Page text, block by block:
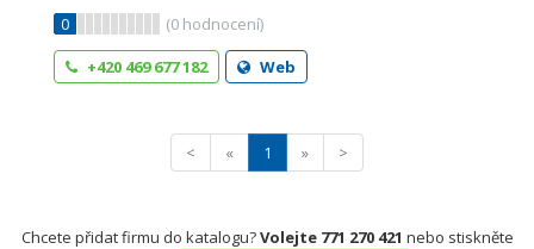
0
(0 hodnocení)
+420 469 677 182
Web
< « 1 » >
Chcete přidat firmu do katalogu?Volejte 771 270 421 nebo stiskněte